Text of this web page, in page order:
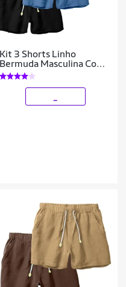
Kit 3 Shorts Linho
Bermuda Masculina Com
Cordão Estilo Casual